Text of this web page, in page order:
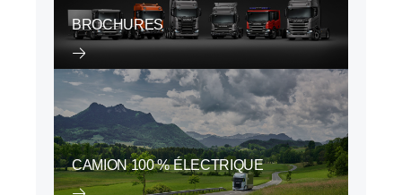
BROCHURES
CAMION 100 % ÉLECTRIQUE